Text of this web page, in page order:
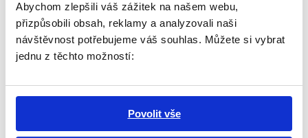
Abychom zlepšili váš zážitek na našem webu,
přizpůsobili obsah, reklamy a analyzovali naši
návštěvnost potřebujeme váš souhlas. Můžete si vybrat
jednu z těchto možností:
Povolit vše
královský dvůr, Celetnou ulicí až na Staroměstské
náměstí, dále budeme pokračovat Karlovou ulicí
a přes Karlův most na Malostranské náměstí.
Nutné přihlášení v kanceláři CAS, na telefonu 222 333